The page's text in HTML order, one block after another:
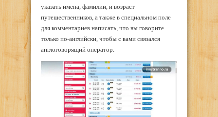
указать имена, фамилии, и возраст
путешественников, а также в специальном поле
для комментариев написать, что вы говорите
только по-английски, чтобы с вами связался
англоговорящий оператор.